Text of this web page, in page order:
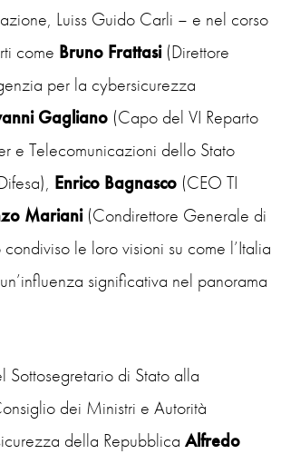
Luiss Guido Carli – e nel corso
come Bruno Frattasi(Direttore
per la cybersicurezza
Gagliano (Capo del VI Reparto
e Telecomunicazioni dello Stato
Enrico Bagnasco (CEO TI
Mariani(Condirettore Generale di
le loro visioni su come l’Italia
significativa nel panorama
Sottosegretario di Stato alla
dei Ministri e Autorità
della Repubblica Alfredo